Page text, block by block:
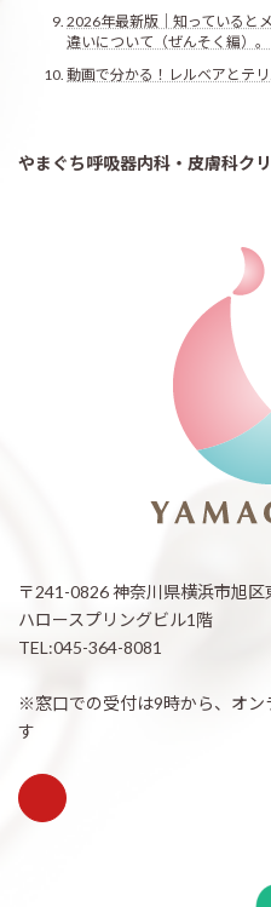
2026年最新版｜知っていると
違いについて（ぜんそく編）。
動画で分かる！レルベアとテ
やまぐち呼吸器内科・皮膚科ク
〒241-0826 神奈川県横浜市旭区
ハロースプリングビル1階
TEL:045-364-8081
※窓口での受付は9時から、オン
す